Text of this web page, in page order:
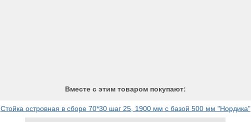
Вместе с этим товаром покупают:
Стойка островная в сборе 70*30 шаг 25, 1900 мм с базой 500 мм "Нордика"